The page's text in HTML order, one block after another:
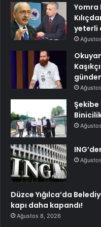
Yomra
yeterli
Şekibe
Düzce Yığılca’da
kapı daha kapandı!
Ağustos 8, 2026